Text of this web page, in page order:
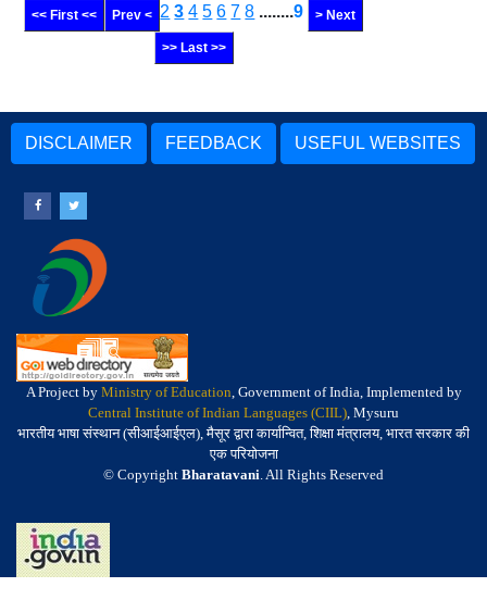
<< First << Prev < 2 3 4 5 6 7 8 ........9 > Next
>> Last >>
DISCLAIMER FEEDBACK USEFUL WEBSITES
A Project by Ministry of Education, Government of India, Implemented by
Central Institute of Indian Languages (CIIL), Mysuru
भारतीय भाषा संस्थान (सीआईआईएल), मैसूर द्वारा कार्यान्वित, शिक्षा मंत्रालय, भारत सरकार की
एक परियोजना
© Copyright Bharatavani. All Rights Reserved